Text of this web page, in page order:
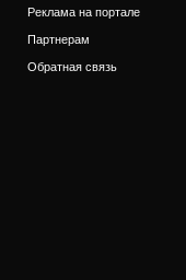
Реклама на портале
Партнерам
Обратная связь